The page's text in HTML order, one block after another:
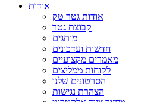
אודות
אודות גטר טק
קבוצת גטר
מותגים
חדשות ועדכונים
מאמרים מקצועיים
לקוחות ממליצים
הסרטונים שלנו
הצהרת נגישות